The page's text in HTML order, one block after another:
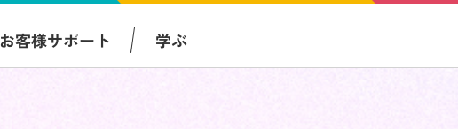
お客様サポート 学ぶ